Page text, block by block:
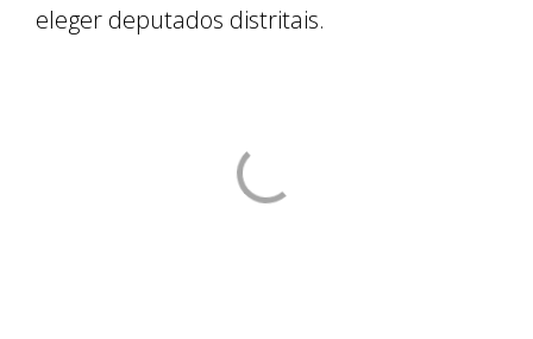
eleger deputados distritais.